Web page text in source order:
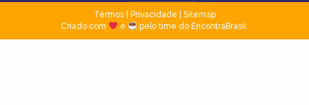
Termos| Privacidade
Sitemap
Criado com
e pelo time do EncontraBrasil